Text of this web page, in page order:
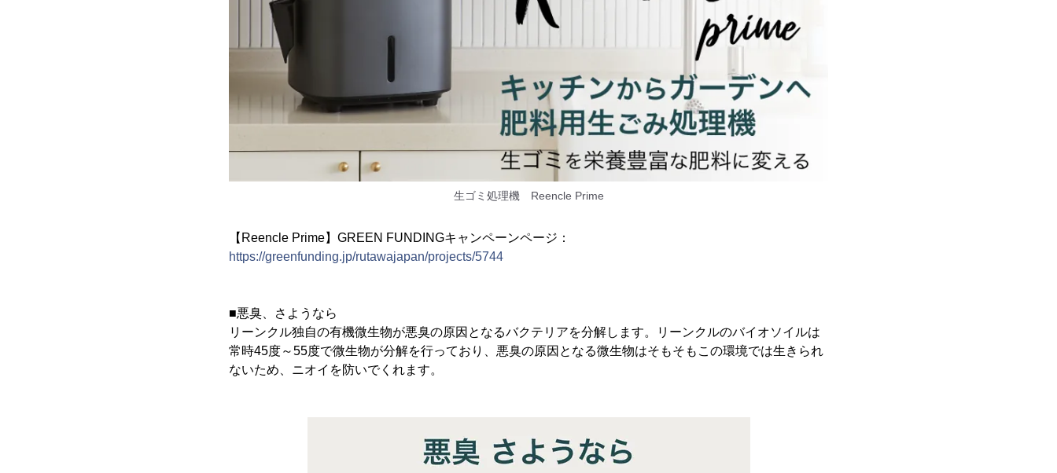
生ゴミ処理機 Reencle Prime
【Reencle Prime】GREEN FUNDINGキャンペーンページ：
https://greenfunding.jp/rutawajapan/projects/5744
■悪臭、さようなら
リーンクル独自の有機微生物が悪臭の原因となるバクテリアを分解します。リーンクルのバイオソイルは
常時45度～55度で微生物が分解を行っており、悪臭の原因となる微生物はそもそもこの環境では生きられ
ないため、ニオイを防いでくれます。